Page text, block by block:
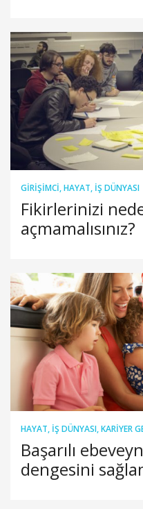
GIRIŞIMCI,HAYAT, İŞ DÜNYASI
Fikirlerinizi
açmamalısınız?
HAYAT, İŞ DÜNYASI,KARIYER
Başarılı
dengesini